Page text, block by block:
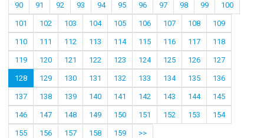
90 91 92 93 94 95 96 97 98 99 100
101 102 103 104 105 106 107 108 109
110 111 112 113 114 115 116 117 118
119 120 121 122 123 124 125 126 127
128 129 130 131 132 133 134 135 136
137 138 139 140 141 142 143 144 145
146 147 148 149 150 151 152 153 154
155 156 157 158 159 >>